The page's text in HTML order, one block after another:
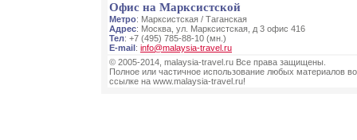
Офис на Марксистской
Метро: Марксистская / Таганская
Адрес: Москва, ул. Марксистская, д 3 офис 416
Тел: +7 (495) 785-88-10 (мн.)
E-mail: info@malaysia-travel.ru
© 2005-2014, malaysia-travel.ru Все права защищены.
Полное или частичное использование любых материалов
ссылке на www.malaysia-travel.ru!